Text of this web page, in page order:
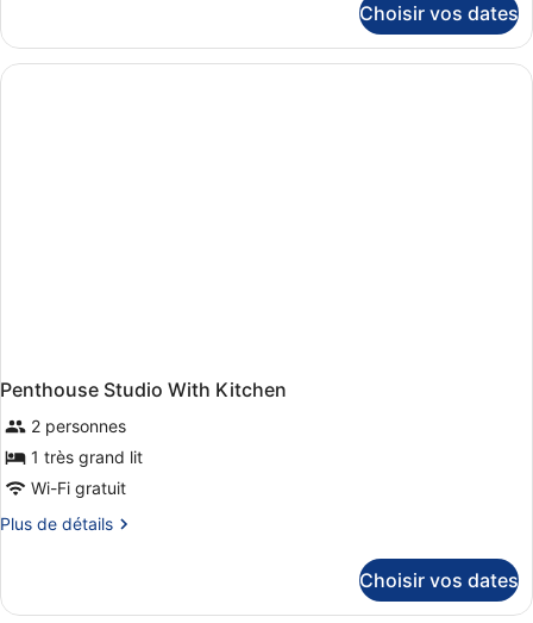
chambre :
Executive
Family
le
type
de
Choisir vos dates
Penthouse Studio With Kitchen
2 personnes
1 très grand lit
Wi-Fi gratuit
Plus de détails
Plus
le
Choisir vos dates